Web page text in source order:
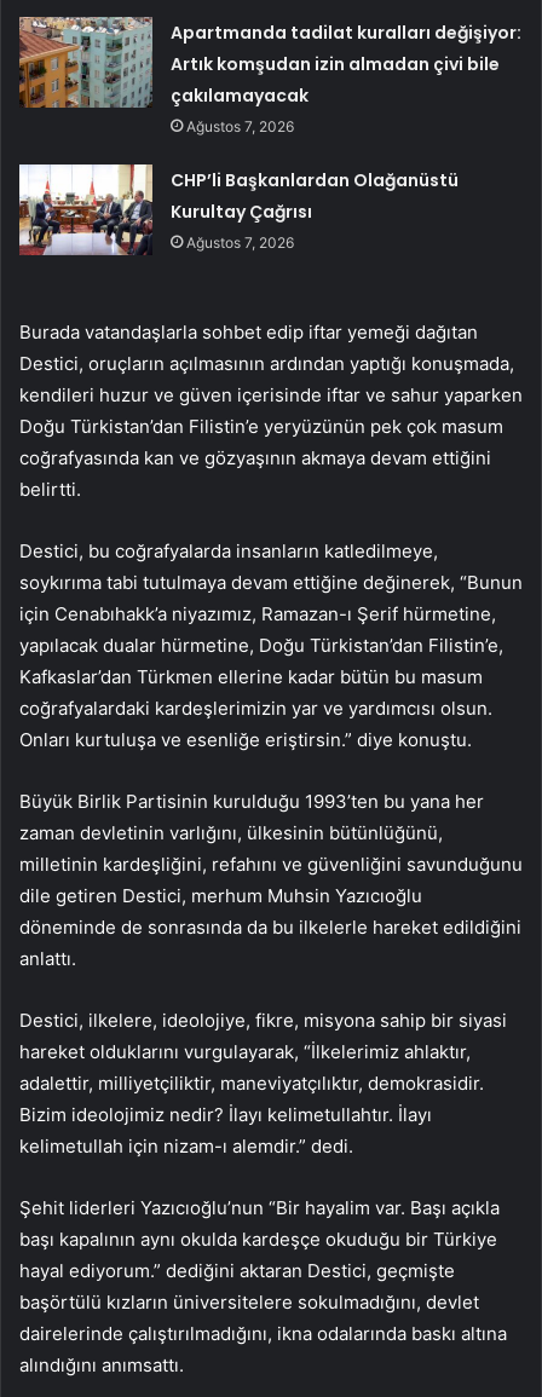
Apartmanda tadilat kuralları değişiyor:
Artık komşudan izin almadan çivi bile
çakılamayacak
Ağustos 7, 2026
CHP’li Başkanlardan Olağanüstü
Kurultay Çağrısı
Ağustos 7, 2026
Burada vatandaşlarla sohbet edip iftar yemeği dağıtan
Destici, oruçların açılmasının ardından yaptığı konuşmada,
kendileri huzur ve güven içerisinde iftar ve sahur yaparken
Doğu Türkistan’dan Filistin’e yeryüzünün pek çok masum
coğrafyasında kan ve gözyaşının akmaya devam ettiğini
belirtti.
Destici, bu coğrafyalarda insanların katledilmeye,
soykırıma tabi tutulmaya devam ettiğine değinerek, “Bunun
için Cenabıhakk’a niyazımız, Ramazan-ı Şerif hürmetine,
yapılacak dualar hürmetine, Doğu Türkistan’dan Filistin’e,
Kafkaslar’dan Türkmen ellerine kadar bütün bu masum
coğrafyalardaki kardeşlerimizin yar ve yardımcısı olsun.
Onları kurtuluşa ve esenliğe eriştirsin.” diye konuştu.
Büyük Birlik Partisinin kurulduğu 1993’ten bu yana her
zaman devletinin varlığını, ülkesinin bütünlüğünü,
milletinin kardeşliğini, refahını ve güvenliğini savunduğunu
dile getiren Destici, merhum Muhsin Yazıcıoğlu
döneminde de sonrasında da bu ilkelerle hareket edildiğini
anlattı.
Destici, ilkelere, ideolojiye, fikre, misyona sahip bir siyasi
hareket olduklarını vurgulayarak, “İlkelerimiz ahlaktır,
adalettir, milliyetçiliktir, maneviyatçılıktır, demokrasidir.
Bizim ideolojimiz nedir? İlayı kelimetullahtır. İlayı
kelimetullah için nizam-ı alemdir.” dedi.
Şehit liderleri Yazıcıoğlu’nun “Bir hayalim var. Başı açıkla
başı kapalının aynı okulda kardeşçe okuduğu bir Türkiye
hayal ediyorum.” dediğini aktaran Destici, geçmişte
başörtülü kızların üniversitelere sokulmadığını, devlet
dairelerinde çalıştırılmadığını, ikna odalarında baskı altına
alındığını anımsattı.